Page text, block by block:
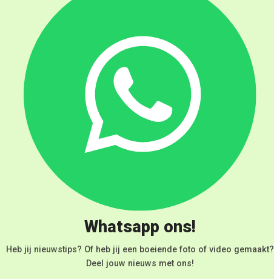
Whatsapp ons!
Heb jij nieuwstips? Of heb jij een boeiende foto of video gemaakt?
Deel jouw nieuws met ons!